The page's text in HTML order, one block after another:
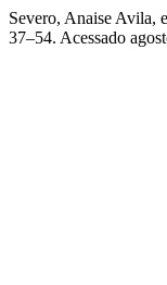
Severo, Anaise Avila,
37–54. Acessado